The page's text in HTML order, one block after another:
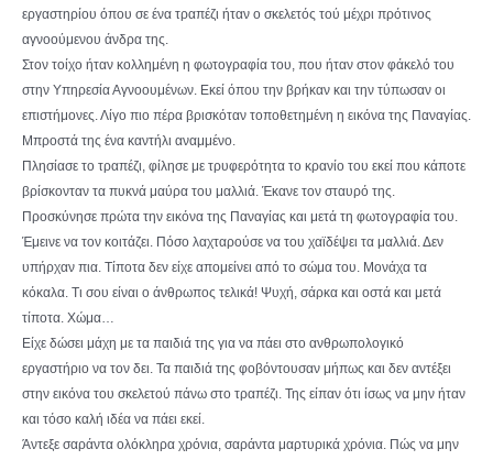
εργαστηρίου όπου σε ένα τραπέζι ήταν ο σκελετός τού μέχρι πρότινος
αγνοούμενου άνδρα της.
Στον τοίχο ήταν κολλημένη η φωτογραφία του, που ήταν στον φάκελό του
στην Υπηρεσία Αγνοουμένων. Εκεί όπου την βρήκαν και την τύπωσαν οι
επιστήμονες. Λίγο πιο πέρα βρισκόταν τοποθετημένη η εικόνα της Παναγίας.
Μπροστά της ένα καντήλι αναμμένο.
Πλησίασε το τραπέζι, φίλησε με τρυφερότητα το κρανίο του εκεί που κάποτε
βρίσκονταν τα πυκνά μαύρα του μαλλιά. Έκανε τον σταυρό της.
Προσκύνησε πρώτα την εικόνα της Παναγίας και μετά τη φωτογραφία του.
Έμεινε να τον κοιτάζει. Πόσο λαχταρούσε να του χαϊδέψει τα μαλλιά. Δεν
υπήρχαν πια. Τίποτα δεν είχε απομείνει από το σώμα του. Μονάχα τα
κόκαλα. Τι σου είναι ο άνθρωπος τελικά! Ψυχή, σάρκα και οστά και μετά
τίποτα. Χώμα…
Είχε δώσει μάχη με τα παιδιά της για να πάει στο ανθρωπολογικό
εργαστήριο να τον δει. Τα παιδιά της φοβόντουσαν μήπως και δεν αντέξει
στην εικόνα του σκελετού πάνω στο τραπέζι. Της είπαν ότι ίσως να μην ήταν
και τόσο καλή ιδέα να πάει εκεί.
Άντεξε σαράντα ολόκληρα χρόνια, σαράντα μαρτυρικά χρόνια. Πώς να μην